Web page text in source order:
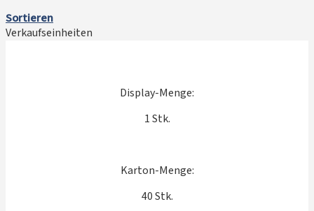
Sortieren
Verkaufseinheiten
Display-Menge:
1 Stk.
Karton-Menge:
40 Stk.